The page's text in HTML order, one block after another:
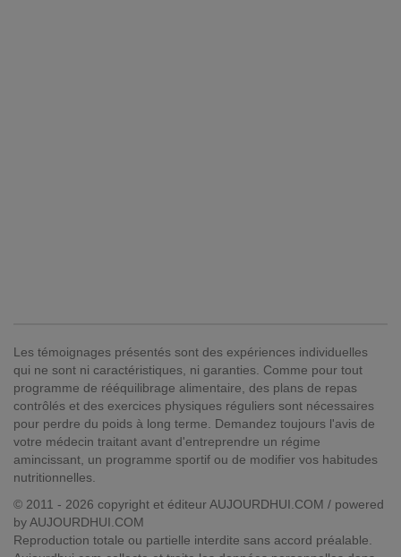
Les témoignages présentés sont des expériences individuelles
qui ne sont ni caractéristiques, ni garanties. Comme pour tout
programme de rééquilibrage alimentaire, des plans de repas
contrôlés et des exercices physiques réguliers sont nécessaires
pour perdre du poids à long terme. Demandez toujours l'avis de
votre médecin traitant avant d'entreprendre un régime
amincissant, un programme sportif ou de modifier vos habitudes
nutritionnelles.
© 2011 - 2026 copyright et éditeur AUJOURDHUI.COM / powered
by AUJOURDHUI.COM
Reproduction totale ou partielle interdite sans accord préalable.